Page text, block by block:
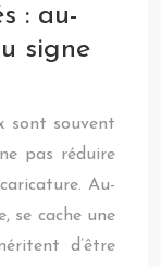
: au-
signe
sont souvent
pas réduire
Au-
se cache une
d’être